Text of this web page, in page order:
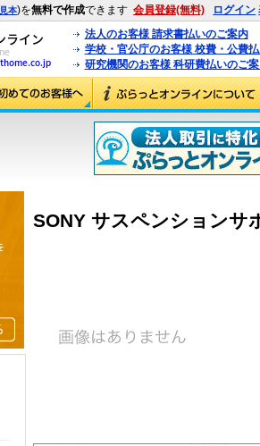
見本)を無料で作成できます 会員登録(無料) ログイン
法人のお客様 請求書払いのご案内
学校・官公庁のお客様 校費・公費
研究機関のお客様 科研費払いのご
SONY サスペンションサ